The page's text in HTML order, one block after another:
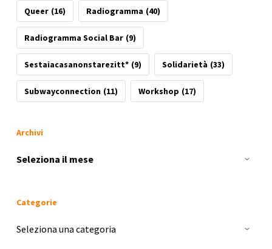
Queer (16) Radiogramma (40)
Radiogramma Social Bar (9)
Sestaiacasanonstarezitt* (9) Solidarietà (33)
Subwayconnection (11) Workshop (17)
Archivi
Archivi
Categorie
Categorie